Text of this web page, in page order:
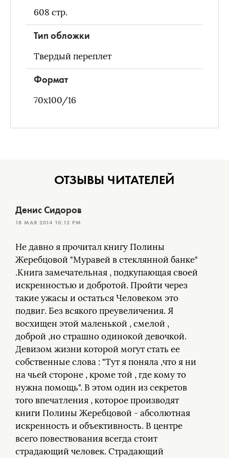
608 стр.
Тип обложки
Твердый переплет
Формат
70х100/16
ОТЗЫВЫ ЧИТАТЕЛЕЙ
Не давно я прочитал книгу Полины
Жеребцовой "Муравей в стеклянной банке"
.Книга замечательная , подкупающая своей
искренностью и добротой. Пройти через
такие ужасы и остаться Человеком это
подвиг. Без всякого преувеличения. Я
восхищен этой маленькой , смелой ,
доброй ,но страшно одинокой девочкой.
Девизом жизни которой могут стать ее
собственные слова : "Тут я поняла ,что я ни
на чьей стороне , кроме той , где кому то
нужна помощь". В этом один из секретов
того впечатления , которое производят
книги Полины Жеребцовой - абсолютная
искренность и объективность. В центре
всего повествования всегда стоит
страдающий человек. Страдающий
Денис Сидоров
18 МАЯ 2014 10:12 PM